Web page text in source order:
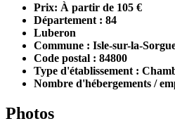
Prix: À partir de 105 €
Département : 84
Luberon
Commune : Isle-sur-la-
Code postal : 84800
Type d'établissement :
Nombre d'hébergements /
Photos